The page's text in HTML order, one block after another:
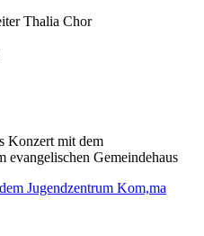
Konzert mit dem
evangelischen Gemeindehaus